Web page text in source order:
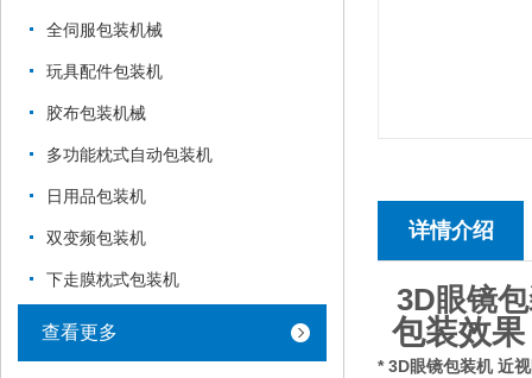
全伺服包装机械
玩具配件包装机
胶布包装机械
多功能枕式自动包装机
日用品包装机
双变频包装机
下走膜枕式包装机
查看更多
详情介绍
3D眼镜
包装效果
* 3D眼镜包装机 近